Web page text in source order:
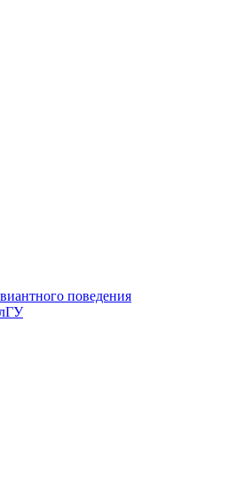
поведения